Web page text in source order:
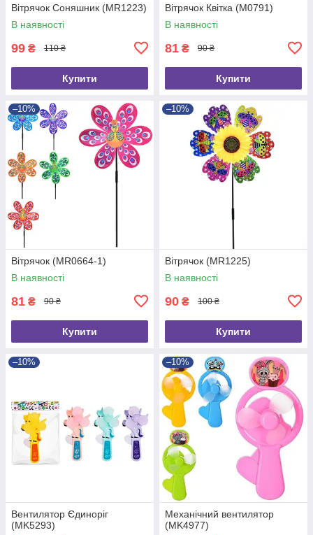
Вітрячок Соняшник (MR1223)
В наявності
99 ₴ 110 ₴
Купити
Вітрячок Квітка (M0791)
В наявності
81 ₴ 90 ₴
Купити
–10%
Вітрячок (MR0664-1)
В наявності
81 ₴ 90 ₴
Купити
–10%
Вітрячок (MR1225)
В наявності
90 ₴ 100 ₴
Купити
–10%
Вентилятор Єдиноріг
(MK5293)
–10%
Механічний вентилятор
(MK4977)